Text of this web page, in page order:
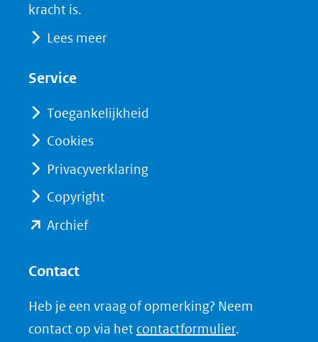
in
(verwijst
een
andere
website)
(verwijst
andere
kracht is.
Lees meer
Service
Toegankelijkheid
Cookies
Privacyverklaring
Copyright
Archief(opent
(verwijst
naar
Contact
Heb je een vraag of opmerking? Neem
contact op via het contactformulier.